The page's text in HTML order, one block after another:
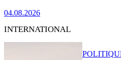
04.08.2026
INTERNATIONAL